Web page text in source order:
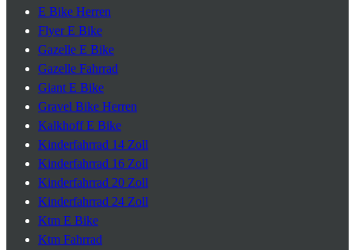
E Bike Herren
Flyer E Bike
Gazelle E Bike
Gazelle Fahrrad
Giant E Bike
Gravel Bike Herren
Kalkhoff E Bike
Kinderfahrrad 14 Zoll
Kinderfahrrad 16 Zoll
Kinderfahrrad 20 Zoll
Kinderfahrrad 24 Zoll
Ktm E Bike
Ktm Fahrrad